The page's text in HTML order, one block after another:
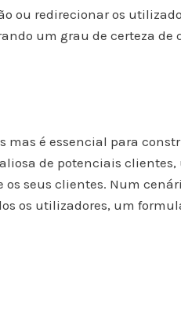
ou redirecionar os
um grau de certeza de
é essencial para
de potenciais
seus clientes. Num
os utilizadores, um